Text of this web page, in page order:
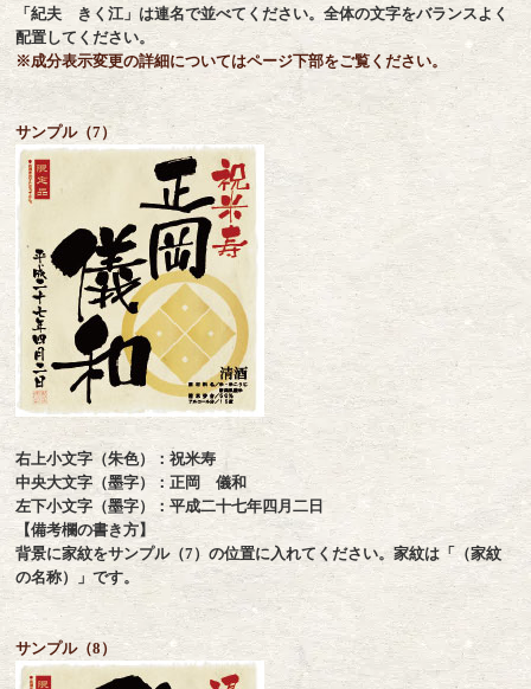
「紀夫 きく江」は連名で並べてください。全体の文字をバランスよく
配置してください。
※成分表示変更の詳細についてはページ下部をご覧ください。
サンプル（7）
右上小文字（朱色）：祝米寿
中央大文字（墨字）：正岡 儀和
左下小文字（墨字）：平成二十七年四月二日
【備考欄の書き方】
背景に家紋をサンプル（7）の位置に入れてください。家紋は「（家紋
の名称）」です。
サンプル（8）